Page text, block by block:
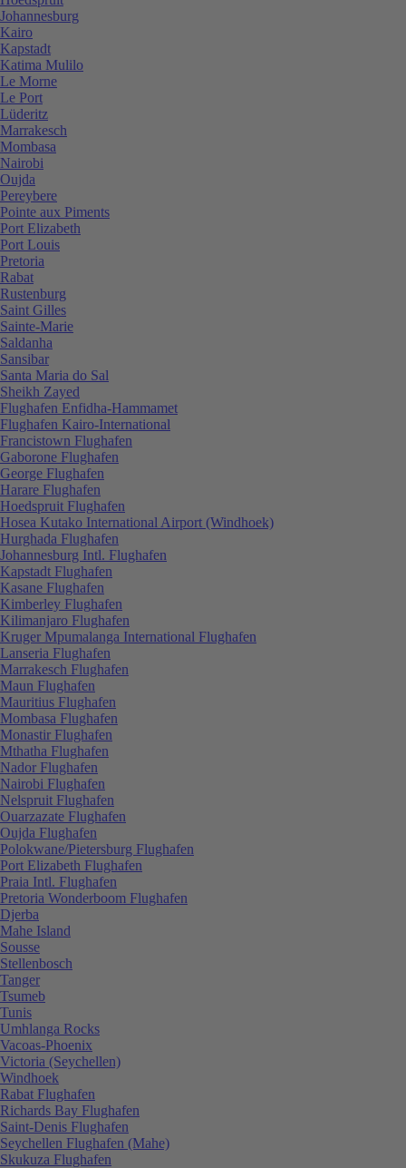
Johannesburg
Kairo
Kapstadt
Katima Mulilo
Le Morne
Le Port
Lüderitz
Marrakesch
Mombasa
Nairobi
Oujda
Pereybere
Pointe aux Piments
Port Elizabeth
Port Louis
Pretoria
Rabat
Rustenburg
Saint Gilles
Sainte-Marie
Saldanha
Sansibar
Santa Maria do Sal
Sheikh Zayed
Flughafen Enfidha-Hammamet
Flughafen Kairo-International
Francistown Flughafen
Gaborone Flughafen
George Flughafen
Harare Flughafen
Hoedspruit Flughafen
Hosea Kutako International Airport (Windhoek)
Hurghada Flughafen
Johannesburg Intl. Flughafen
Kapstadt Flughafen
Kasane Flughafen
Kimberley Flughafen
Kilimanjaro Flughafen
Kruger Mpumalanga International Flughafen
Lanseria Flughafen
Marrakesch Flughafen
Maun Flughafen
Mauritius Flughafen
Mombasa Flughafen
Monastir Flughafen
Mthatha Flughafen
Nador Flughafen
Nairobi Flughafen
Nelspruit Flughafen
Ouarzazate Flughafen
Oujda Flughafen
Polokwane/Pietersburg Flughafen
Port Elizabeth Flughafen
Praia Intl. Flughafen
Pretoria Wonderboom Flughafen
Djerba
Mahe Island
Sousse
Stellenbosch
Tanger
Tsumeb
Tunis
Umhlanga Rocks
Vacoas-Phoenix
Victoria (Seychellen)
Windhoek
Rabat Flughafen
Richards Bay Flughafen
Saint-Denis Flughafen
Seychellen Flughafen (Mahe)
Skukuza Flughafen